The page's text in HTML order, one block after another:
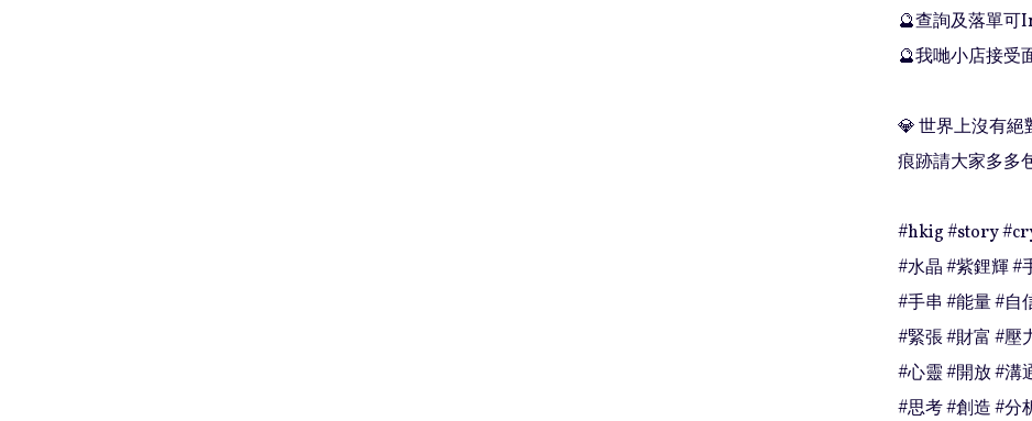
🔮查詢及落單可
🔮我哋小店接受
💎 世界上沒有
痕跡請大家多多
#hkig #story
#水晶 #紫鋰輝 #
#手串 #能量 #自
#緊張 #財富 #壓
#心靈 #開放 #溝
#思考 #創造 #分